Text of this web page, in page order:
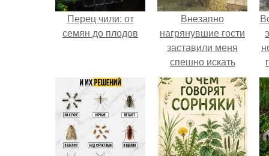
Перец чили: от
семян до плодов
Внезапно
нагрянувшие гости
заставили меня
спешно искать
решение, так как на
обстоятельный
ремонт времени
катастрофически не
хватало.